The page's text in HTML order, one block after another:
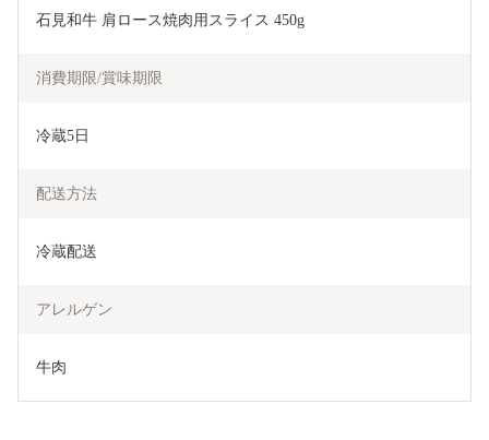
石見和牛 肩ロース焼肉用スライス 450g
消費期限/賞味期限
冷蔵5日
配送方法
冷蔵配送
アレルゲン
牛肉